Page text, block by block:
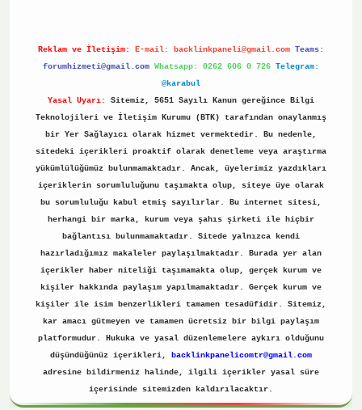
Reklam ve İletişim: E-mail: backlinkpaneli@gmail.com Teams:
forumhizmeti@gmail.com Whatsapp: 0262 606 0 726 Telegram:
@karabul
Yasal Uyarı:
Sitemiz, 5651 Sayılı Kanun gereğince Bilgi
Teknolojileri ve İletişim Kurumu (BTK) tarafından onaylanmış
bir Yer Sağlayıcı olarak hizmet vermektedir. Bu nedenle,
sitedeki içerikleri proaktif olarak denetleme veya araştırma
yükümlülüğümüz bulunmamaktadır. Ancak, üyelerimiz yazdıkları
içeriklerin sorumluluğunu taşımakta olup, siteye üye olarak
bu sorumluluğu kabul etmiş sayılırlar. Bu internet sitesi,
herhangi bir marka, kurum veya şahıs şirketi ile hiçbir
bağlantısı bulunmamaktadır. Sitede yalnızca kendi
hazırladığımız makaleler paylaşılmaktadır. Burada yer alan
içerikler haber niteliği taşımamakta olup, gerçek kurum ve
kişiler hakkında paylaşım yapılmamaktadır. Gerçek kurum ve
kişiler ile isim benzerlikleri tamamen tesadüfidir. Sitemiz,
kar amacı gütmeyen ve tamamen ücretsiz bir bilgi paylaşım
platformudur. Hukuka ve yasal düzenlemelere aykırı olduğunu
düşündüğünüz içerikleri,
backlinkpanelicomtr@gmail.com
adresine bildirmeniz halinde, ilgili içerikler yasal süre
içerisinde sitemizden kaldırılacaktır.